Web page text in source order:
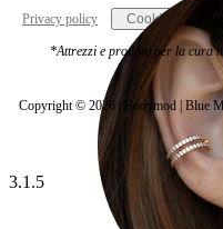
Privacy policy Cookie settings
*Attrezzi e prodotti per la cura
Copyright © 2026 | Bodymod | Blue
3.1.5